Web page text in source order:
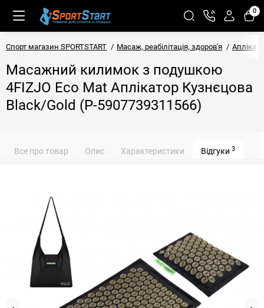
0
Спорт магазин SPORTSTART Масаж, реабілітація, здоров'я
Масажний килимок з подушкою
4FIZJO Eco Mat Аплікатор Кузнєцова
Black/Gold (P-5907739311566)
Все про товар Опис Характеристики Відгуки 3